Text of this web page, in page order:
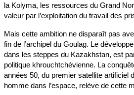
la Kolyma, les ressources du Grand
valeur par l’exploitation du travail des
Mais cette ambition ne disparaît pas
fin de l’archipel du Goulag. Le
dans les steppes du Kazakhstan, est
politique khrouchtchévienne. La
années 50, du premier satellite artificiel
homme dans l’espace, relève de cette